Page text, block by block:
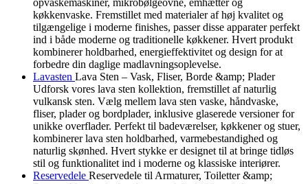
opvaskemaskiner, mikrobølgeovne, emhætter og
køkkenvaske. Fremstillet med materialer af høj kvalitet og
tilgængelige i moderne finishes, passer disse apparater perfekt
ind i både moderne og traditionelle køkkener. Hvert produkt
kombinerer holdbarhed, energieffektivitet og design for at
forbedre din daglige madlavningsoplevelse.
Lavasten Lava Sten – Vask, Fliser, Borde &amp; Plader
Udforsk vores lava sten kollektion, fremstillet af naturlig
vulkansk sten. Vælg mellem lava sten vaske, håndvaske,
fliser, plader og bordplader, inklusive glaserede versioner for
unikke overflader. Perfekt til badeværelser, køkkener og stuer,
kombinerer lava sten holdbarhed, varmebestandighed og
naturlig skønhed. Hvert stykke er designet til at bringe tidløs
stil og funktionalitet ind i moderne og klassiske interiører.
Reservedele Reservedele til Armaturer, Toiletter &amp;